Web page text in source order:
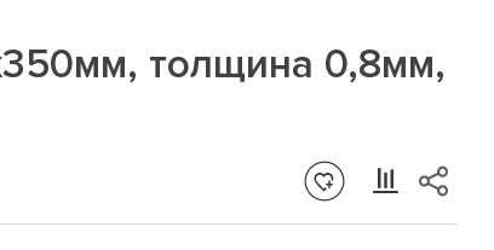
толщина 0,8мм,